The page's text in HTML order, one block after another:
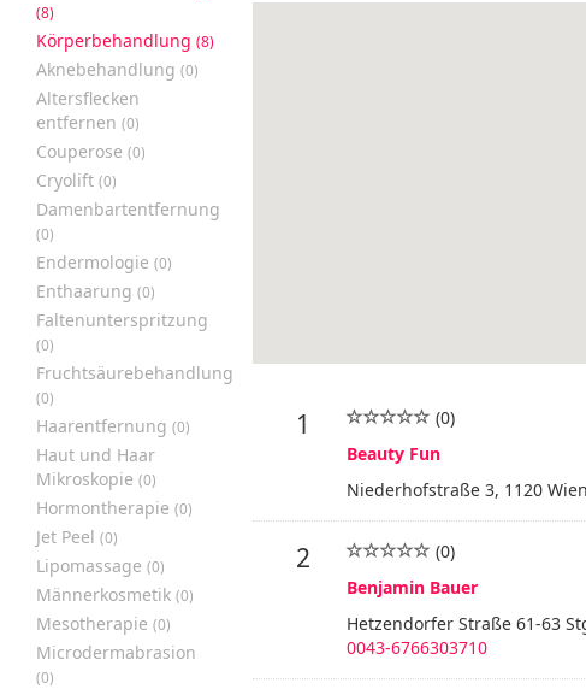
(8)
Körperbehandlung (8)
Aknebehandlung (0)
Altersflecken
entfernen (0)
Couperose (0)
Cryolift (0)
Damenbartentfernung
(0)
Endermologie (0)
Enthaarung (0)
Faltenunterspritzung
(0)
Fruchtsäurebehandlung
(0)
Haarentfernung (0)
Haut und Haar
Mikroskopie (0)
Hormontherapie (0)
Jet Peel (0)
Lipomassage (0)
Männerkosmetik (0)
Mesotherapie (0)
Microdermabrasion
(0)
1
(0)
Beauty Fun
Niederhofstraße 3, 1120 Wien
2
(0)
Benjamin Bauer
Hetzendorfer Straße 61-63
0043-6766303710